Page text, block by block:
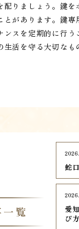
配りましょう。鍵
とがあります。鍵
ンスを定期的に行
生活を守る大切な
覧
蛇
愛
び